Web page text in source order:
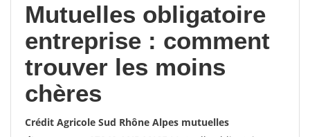
Mutuelles obligatoire
entreprise : comment
trouver les moins
chères
Crédit Agricole Sud Rhône Alpes mutuelles